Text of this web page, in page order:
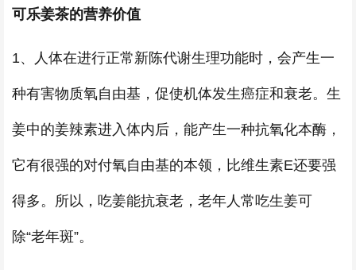
可乐姜茶的营养价值
1、人体在进行正常新陈代谢生理功能时，会产生一
种有害物质氧自由基，促使机体发生癌症和衰老。生
姜中的姜辣素进入体内后，能产生一种抗氧化本酶，
它有很强的对付氧自由基的本领，比维生素E还要强
得多。所以，吃姜能抗衰老，老年人常吃生姜可
除“老年斑”。